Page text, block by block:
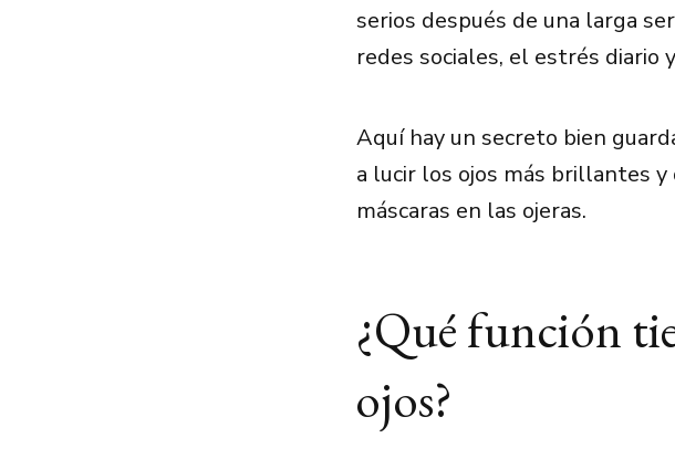
serios después de una larga
redes sociales, el estrés diario
Aquí hay un secreto bien
a lucir los ojos más brillantes
máscaras en las ojeras.
¿Qué función
ojos?